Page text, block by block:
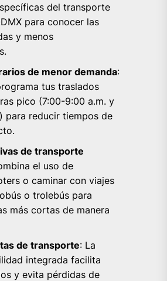
del transporte
para conocer las
y menos
de menor demanda:
tus traslados
pico (7:00-9:00 a.m. y
para reducir tiempos de
de transporte
el uso de
o caminar con viajes
o trolebús para
más cortas de manera
de transporte: La
integrada facilita
y evita pérdidas de